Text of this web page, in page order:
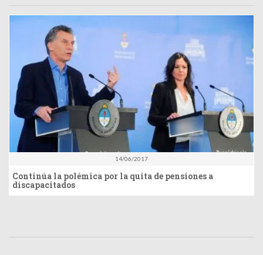
14/06/2017
Continúa la polémica por la quita de pensiones a
discapacitados